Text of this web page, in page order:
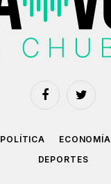
FacebookTwitter
POLÍTICA ECONOMÍA
DEPORTES